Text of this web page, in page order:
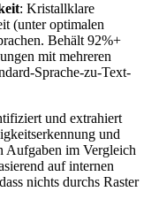
: Kristallklare
(unter optimalen
Behält 92%+
mit mehreren
Sprache-zu-Text-
und extrahiert
und
Aufgaben im Vergleich
auf internen
nichts durchs Raster